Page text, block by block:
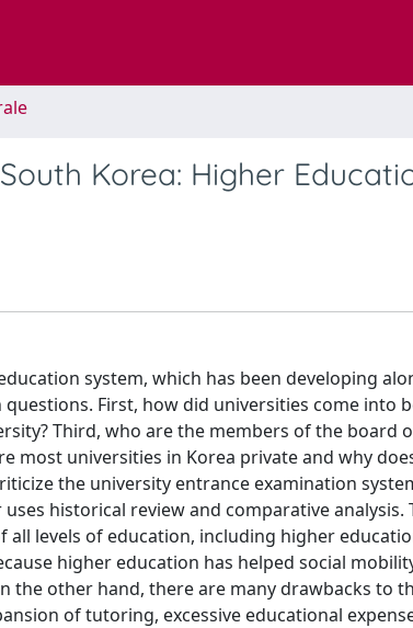
Korea: Higher
system, which has been developing
First, how did universities come into
Third, who are the members of the board
most universities in Korea private and why
the university entrance examination
historical review and comparative
levels of education, including higher
higher education has helped social
the other hand, there are many drawbacks to
of tutoring, excessive educational